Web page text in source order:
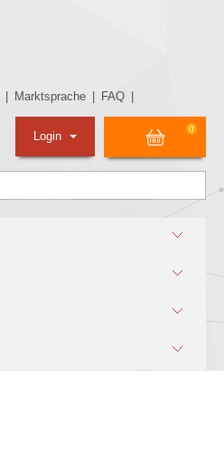
Marktsprache FAQ
0
Login